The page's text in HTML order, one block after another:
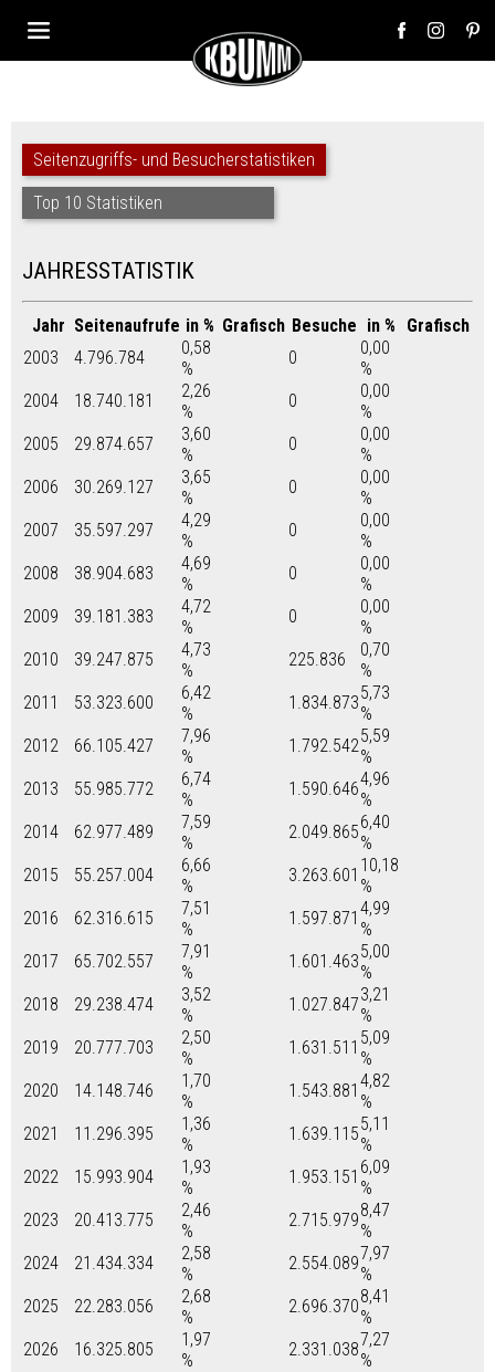
Seitenzugriffs- und Besucherstatistiken
Top 10 Statistiken
JAHRESSTATISTIK
Jahr Seitenaufrufe in % Grafisch Besuche in %
Grafisch
2003
4.796.784
0,58
%
0
0,00
%
2004
18.740.181
2,26
%
0
0,00
%
2005
29.874.657
3,60
%
0
0,00
%
2006
30.269.127
3,65
%
0
0,00
%
2007
35.597.297
4,29
%
0
0,00
%
2008
38.904.683
4,69
%
0
0,00
%
2009
39.181.383
4,72
%
0
0,00
%
2010
39.247.875
4,73
%
225.836
0,70
%
2011
53.323.600
6,42
%
1.834.8735,73
%
2012
66.105.427
7,96
%
1.792.5425,59
%
2013
55.985.772
6,74
%
1.590.6464,96
%
2014
62.977.489
7,59
%
2.049.8656,40
%
2015
55.257.004
6,66
%
3.263.601 10,18
%
2016
62.316.615
7,51
%
1.597.871 4,99
%
2017
65.702.557
7,91
%
1.601.4635,00
%
2018
29.238.474
3,52
%
1.027.8473,21
%
2019
20.777.703
2,50
%
1.631.511 5,09
%
2020
14.148.746
1,70
%
1.543.881 4,82
%
2021
11.296.395
1,36
%
1.639.1155,11
%
2022
15.993.904
1,93
%
1.953.151 6,09
%
2023
20.413.775
2,46
%
2.715.9798,47
%
2024
21.434.334
2,58
%
2.554.0897,97
%
2025
22.283.056
2,68
%
2.696.3708,41
%
2026
16.325.805
1,97
%
2.331.0387,27
%